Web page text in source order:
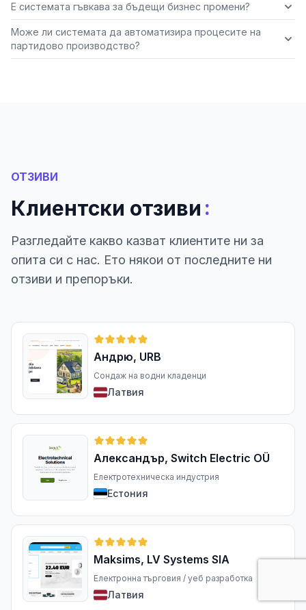
Е системата гъвкава за бъдещи бизнес промени?
Може ли системата да автоматизира процесите на
партидово производство?
ОТЗИВИ
Клиентски отзиви :
Разгледайте какво казват клиентите ни за
опита си с нас. Ето някои от последните ни
отзиви и препоръки.
Андрю, URB
Сондаж на водни кладенци
Латвия
Александър, Switch Electric OÜ
Електротехническа индустрия
Естония
Maksims, LV Systems SIA
Електронна търговия / уеб разработка
Латвия